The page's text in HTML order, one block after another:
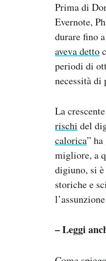
Prima di
Evernote,
durare fino
aveva detto
periodi di
necessità di
La
rischi del
calorica”
migliore, a
digiuno, si
storiche e
– Leggi